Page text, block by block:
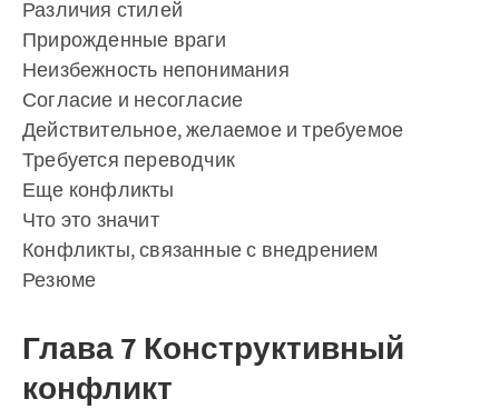
Различия стилей
Прирожденные враги
Неизбежность непонимания
Согласие и несогласие
Действительное, желаемое и требуемое
Требуется переводчик
Еще конфликты
Что это значит
Конфликты, связанные с внедрением
Резюме
Глава 7 Конструктивный
конфликт